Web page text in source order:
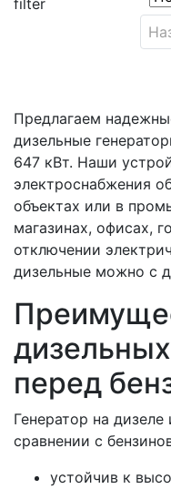
Предлагаем
дизельные
647 кВт. Наши
электроснабжения
объектах или в
магазинах, офисах,
отключении
дизельные можно с
перед
Генератор на
сравнении с
устойчив к